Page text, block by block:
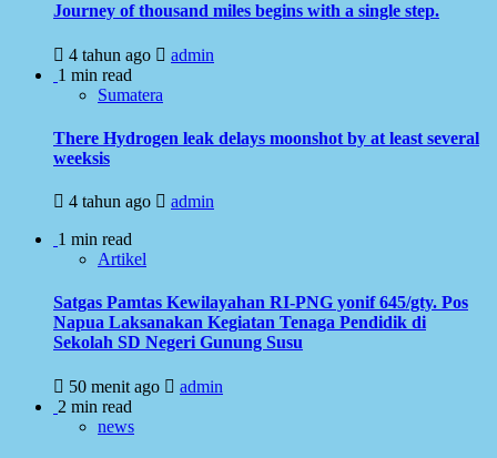
Journey of thousand miles begins with a single step.
4 tahun ago
admin
1 min read
Sumatera
There Hydrogen leak delays moonshot by at least several
weeksis
4 tahun ago
admin
1 min read
Artikel
Satgas Pamtas Kewilayahan RI-PNG yonif 645/gty. Pos
Napua Laksanakan Kegiatan Tenaga Pendidik di
Sekolah SD Negeri Gunung Susu
50 menit ago
admin
2 min read
news